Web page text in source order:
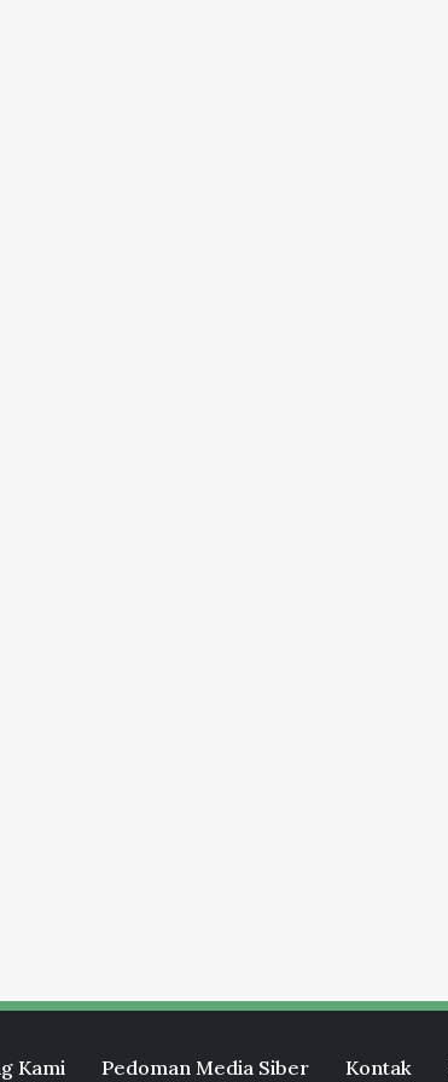
Kami Pedoman Media Siber Kontak